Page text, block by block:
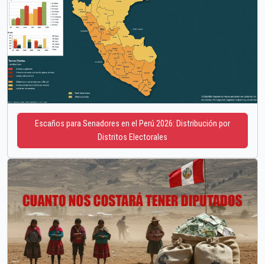
Escaños para Senadores en el Perú 2026: Distribución por
Distritos Electorales